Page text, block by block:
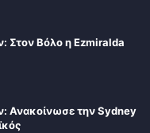
Στον Βόλο η Ezmiralda
Ανακοίνωσε την Sydney